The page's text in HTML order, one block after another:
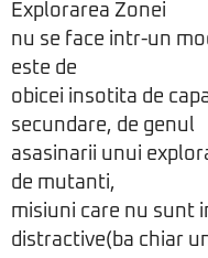
Explorarea Zonei
nu se face intr-un
este de
obicei insotita de
secundare, de genul
asasinarii unui
de mutanti,
misiuni care nu sunt
distractive(ba chiar